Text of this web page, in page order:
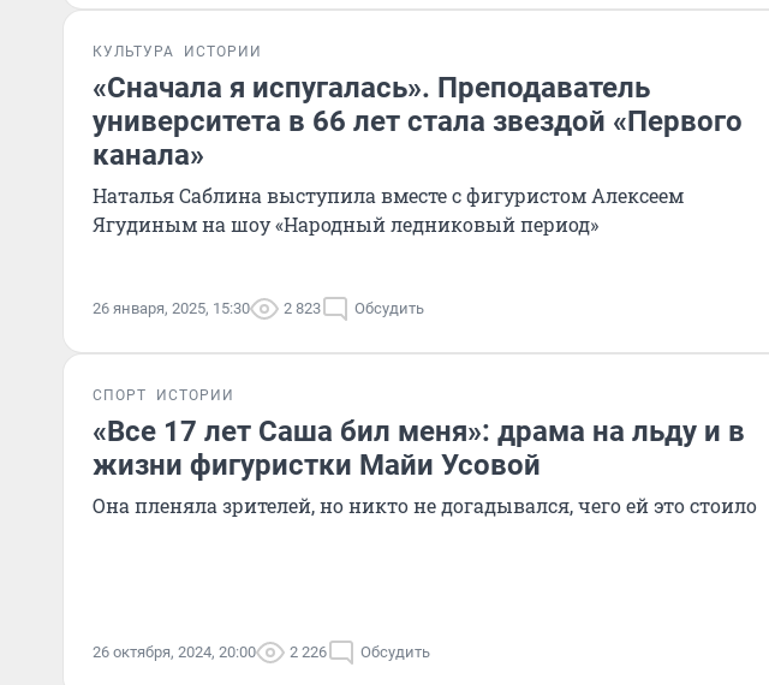
КУЛЬТУРА ИСТОРИИ
«Сначала я испугалась». Преподаватель
университета в 66 лет стала звездой «Первого
канала»
Наталья Саблина выступила вместе с фигуристом Алексеем
Ягудиным на шоу «Народный ледниковый период»
26 января, 2025, 15:30 2 823 Обсудить
СПОРТ ИСТОРИИ
«Все 17 лет Саша бил меня»: драма на льду и в
жизни фигуристки Майи Усовой
Она пленяла зрителей, но никто не догадывался, чего ей это стоило
26 октября, 2024, 20:00 2 226 Обсудить